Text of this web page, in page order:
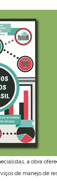
a obra
de manejo de